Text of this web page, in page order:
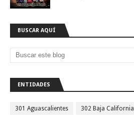
BUSCAR AQUÍ
ENTIDADES
301 Aguascalientes 302 Baja California